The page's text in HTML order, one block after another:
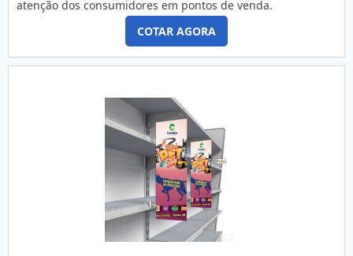
atenção dos consumidores em pontos de venda.
COTAR AGORA